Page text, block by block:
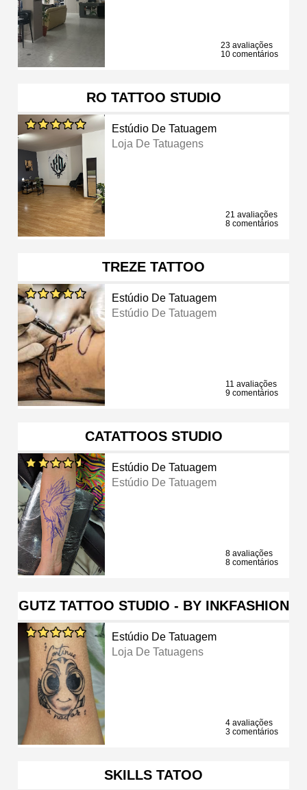
23 avaliações
10 comentários
RO TATTOO STUDIO
Estúdio De Tatuagem
Loja De Tatuagens
21 avaliações
8 comentários
TREZE TATTOO
Estúdio De Tatuagem
Estúdio De Tatuagem
11 avaliações
9 comentários
CATATTOOS STUDIO
Estúdio De Tatuagem
Estúdio De Tatuagem
8 avaliações
8 comentários
GUTZ TATTOO STUDIO - BY INKFASHION
Estúdio De Tatuagem
Loja De Tatuagens
4 avaliações
3 comentários
SKILLS TATOO